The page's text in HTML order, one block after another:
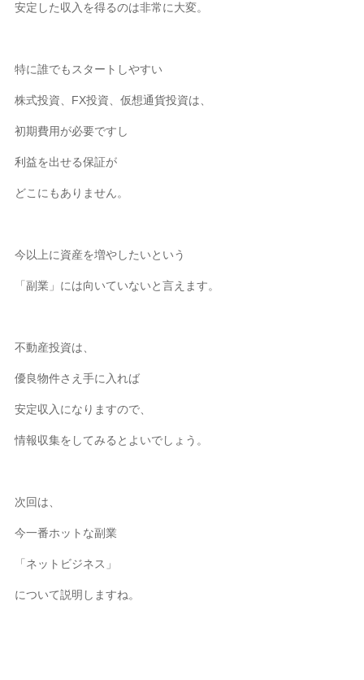
安定した収入を得るのは非常に大変。
特に誰でもスタートしやすい
株式投資、FX投資、仮想通貨投資は、
初期費用が必要ですし
利益を出せる保証が
どこにもありません。
今以上に資産を増やしたいという
「副業」には向いていないと言えます。
不動産投資は、
優良物件さえ手に入れば
安定収入になりますので、
情報収集をしてみるとよいでしょう。
次回は、
今一番ホットな副業
「ネットビジネス」
について説明しますね。